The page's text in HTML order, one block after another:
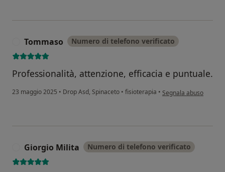
Tommaso Numero di telefono verificato
Professionalità, attenzione, efficacia e puntuale.
23 maggio 2025 • Drop Asd, Spinaceto • fisioterapia • secondo l'opinione
Segnala abuso
Giorgio Milita Numero di telefono verificato